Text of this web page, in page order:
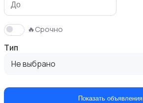
Измельчение и смешивание
Климатическая техника
🔥Срочно
Тип
Не выбрано
Показать объявления